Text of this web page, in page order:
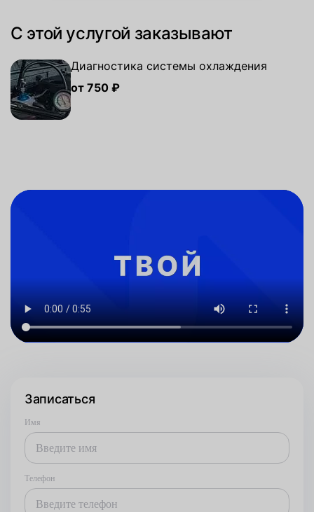
С этой услугой заказывают
Диагностика системы охлаждения
от 750 ₽
Записаться
Имя
Телефон